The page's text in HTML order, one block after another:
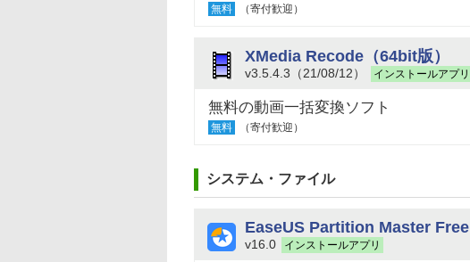
無料 （寄付歓迎）
XMedia Recode（64bit版）
v3.5.4.3（21/08/12） インストールアプリ
無料の動画一括変換ソフト
無料 （寄付歓迎）
システム・ファイル
EaseUS Partition Master Free
v16.0 インストールアプリ